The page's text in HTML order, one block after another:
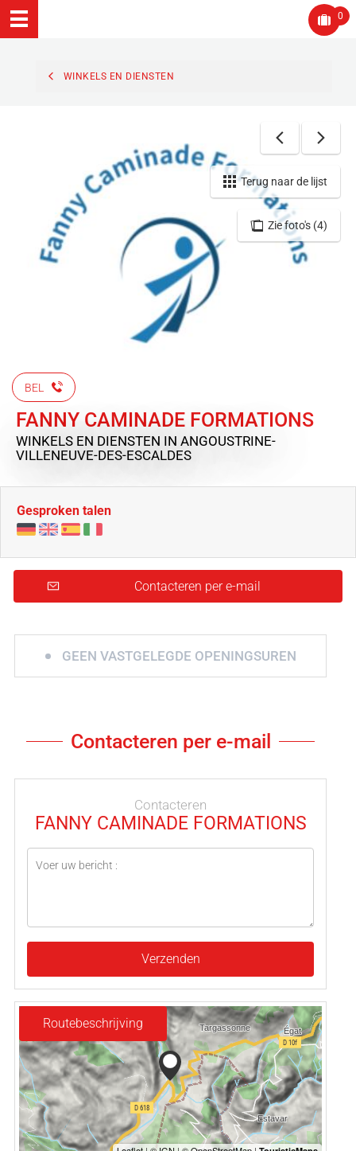
0
WINKELS EN DIENSTEN
Zie foto's (4)
Terug naar de lijst
BEL
FANNY CAMINADE FORMATIONS
WINKELS EN DIENSTEN IN ANGOUSTRINE-
VILLENEUVE-DES-ESCALDES
Gesproken talen
Contacteren per e-mail
GEEN VASTGELEGDE OPENINGSUREN
Contacteren per e-mail
Contacteren
FANNY CAMINADE FORMATIONS
Verzenden
Routebeschrijving